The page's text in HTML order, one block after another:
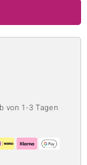
von 1-3 Tagen